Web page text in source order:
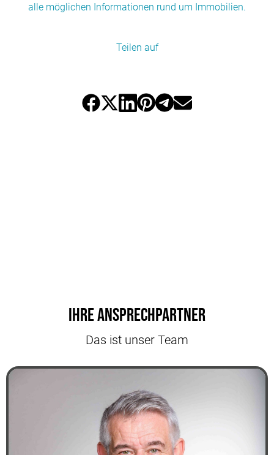
alle möglichen Informationen rund um Immobilien.
Teilen auf
Ihre Ansprechpartner
Das ist unser Team